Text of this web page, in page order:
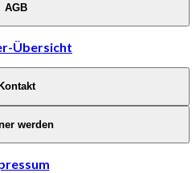
AGB
Übersicht
Kontakt
werden